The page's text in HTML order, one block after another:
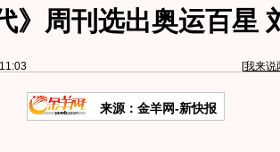
》周刊选出奥运百星
[我来说
来源：金羊网-新快报